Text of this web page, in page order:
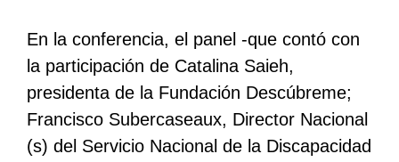
En la conferencia, el panel -que contó con
la participación de Catalina Saieh,
presidenta de la Fundación Descúbreme;
Francisco Subercaseaux, Director Nacional
(s) del Servicio Nacional de la Discapacidad